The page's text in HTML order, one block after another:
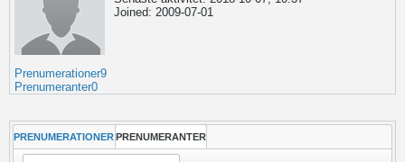
Joined: 2009-07-01
Prenumerationer9
Prenumeranter0
PRENUMERATIONER PRENUMERANTER